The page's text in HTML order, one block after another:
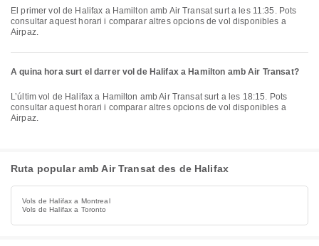
El primer vol de Halifax a Hamilton amb Air Transat surt a les 11:35. Pots
consultar aquest horari i comparar altres opcions de vol disponibles a
Airpaz.
A quina hora surt el darrer vol de Halifax a Hamilton amb Air Transat?
L’últim vol de Halifax a Hamilton amb Air Transat surt a les 18:15. Pots
consultar aquest horari i comparar altres opcions de vol disponibles a
Airpaz.
Ruta popular amb Air Transat des de Halifax
Vols de Halifax a Montreal
Vols de Halifax a Toronto